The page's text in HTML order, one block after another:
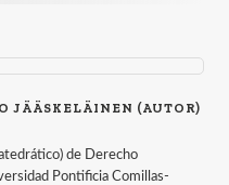
JÄÄSKELÄINEN (AUTOR)
de Derecho
Pontificia Comillas-